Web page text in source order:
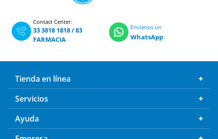
Contact Center:
33 3818 1818/83
FARMACIA
Envíanos un
WhatsApp
Tienda en línea
Servicios
Ayuda